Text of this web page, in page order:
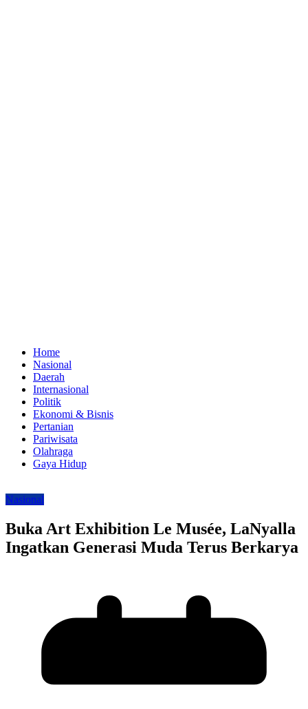
Home
Nasional
Daerah
Internasional
Politik
Ekonomi & Bisnis
Pertanian
Pariwisata
Olahraga
Gaya Hidup
Nasional
Buka Art Exhibition Le Musée, LaNyalla
Ingatkan Generasi Muda Terus Berkarya